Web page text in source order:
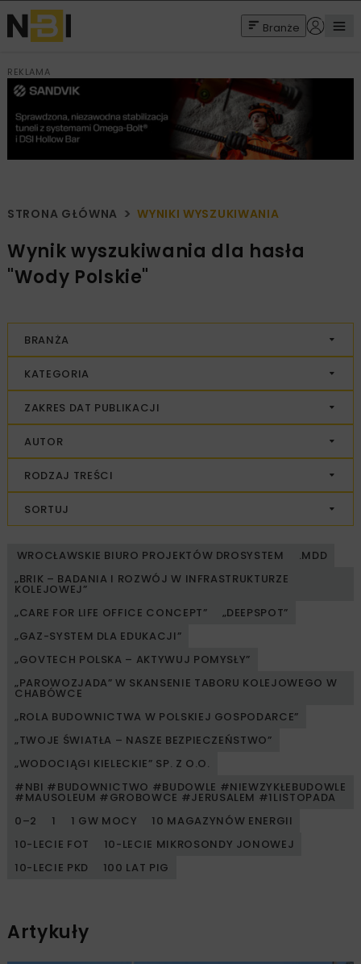
Branże
REKLAMA
STRONA GŁÓWNA WYNIKI WYSZUKIWANIA
Wynik wyszukiwania dla hasła
"Wody Polskie"
BRANŻA
KATEGORIA
ZAKRES DAT PUBLIKACJI
AUTOR
RODZAJ TREŚCI
SORTUJ
WROCŁAWSKIE BIURO PROJEKTÓW DROSYSTEM
.MDD
„BRIK – BADANIA I ROZWÓJ W INFRASTRUKTURZE
KOLEJOWEJ”
„CARE FOR LIFE OFFICE CONCEPT”
„DEEPSPOT”
„GAZ-SYSTEM DLA EDUKACJI”
„GOVTECH POLSKA – AKTYWUJ POMYSŁY”
„PAROWOZJADA” W SKANSENIE TABORU KOLEJOWEGO W
CHABÓWCE
„ROLA BUDOWNICTWA W POLSKIEJ GOSPODARCE”
„TWOJE ŚWIATŁA – NASZE BEZPIECZEŃSTWO”
„WODOCIĄGI KIELECKIE” SP. Z O.O.
#NBI #BUDOWNICTWO #BUDOWLE #NIEWZYKŁEBUDOWLE
#MAUSOLEUM #GROBOWCE #JERUSALEM #1LISTOPADA
0–2
1 1 GW MOCY
10 MAGAZYNÓW ENERGII
10-LECIE FOT
10-LECIE MIKROSONDY JONOWEJ
10-LECIE PKD
100 LAT PIG
Artykuły